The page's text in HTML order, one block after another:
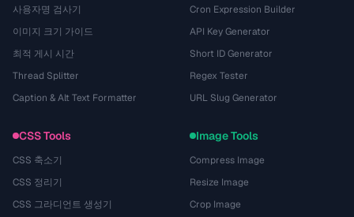
사용자명 검사기
이미지 크기 가이드
최적 게시 시간
Thread Splitter
Caption & Alt Text Formatter
Cron Expression Builder
API Key Generator
Short ID Generator
Regex Tester
URL Slug Generator
CSS Tools
CSS 축소기
CSS 정리기
CSS 그라디언트 생성기
Image Tools
Compress Image
Resize Image
Crop Image